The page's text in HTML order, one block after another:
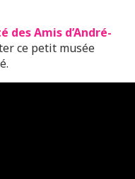
des Amis d’André-
ce petit musée